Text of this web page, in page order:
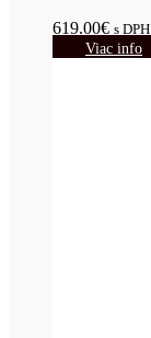
619.00€ s DPH
Viac info